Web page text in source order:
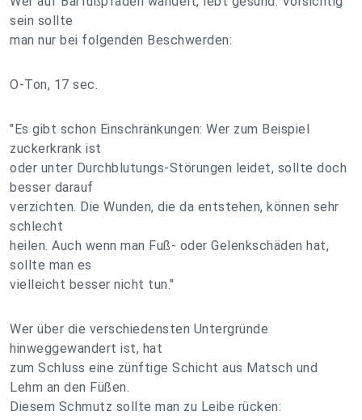
sein sollte
man nur bei folgenden Beschwerden:
O-Ton, 17 sec.
"Es gibt schon Einschränkungen: Wer zum Beispiel
zuckerkrank ist
oder unter Durchblutungs-Störungen leidet, sollte doch
besser darauf
verzichten. Die Wunden, die da entstehen, können sehr
schlecht
heilen. Auch wenn man Fuß- oder Gelenkschäden hat,
sollte man es
vielleicht besser nicht tun."
Wer über die verschiedensten Untergründe
hinweggewandert ist, hat
zum Schluss eine zünftige Schicht aus Matsch und
Lehm an den Füßen.
Diesem Schmutz sollte man zu Leibe rücken: